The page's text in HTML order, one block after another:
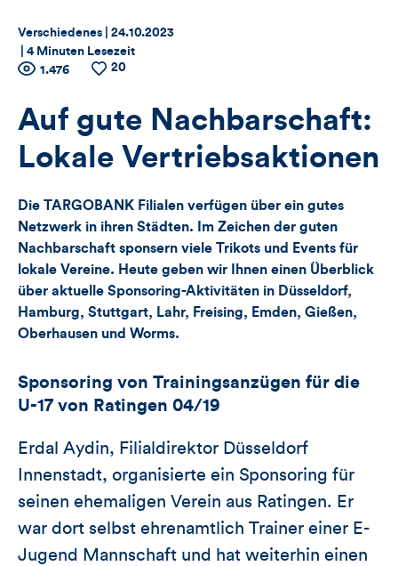
Thema:
Verschiedenes | Datum:
24.10.2023
4 Minuten Lesezeit
Zähler
für
Views,
Likes
und
Kommentare
dieses
Artikels
Anzahl
Views
1.476
Anzahl
20
Auf gute Nachbarschaft:
Lokale Vertriebsaktionen
Die TARGOBANK Filialen verfügen über ein gutes
Netzwerk in ihren Städten. Im Zeichen der guten
Nachbarschaft sponsern viele Trikots und Events für
lokale Vereine. Heute geben wir Ihnen einen Überblick
über aktuelle Sponsoring-Aktivitäten in Düsseldorf,
Hamburg, Stuttgart, Lahr, Freising, Emden, Gießen,
Oberhausen und Worms.
Sponsoring von Trainingsanzügen für die
U-17 von Ratingen 04/19
Erdal Aydin, Filialdirektor Düsseldorf
Innenstadt, organisierte ein Sponsoring für
seinen ehemaligen Verein aus Ratingen. Er
war dort selbst ehrenamtlich Trainer einer E-
Jugend Mannschaft und hat weiterhin einen